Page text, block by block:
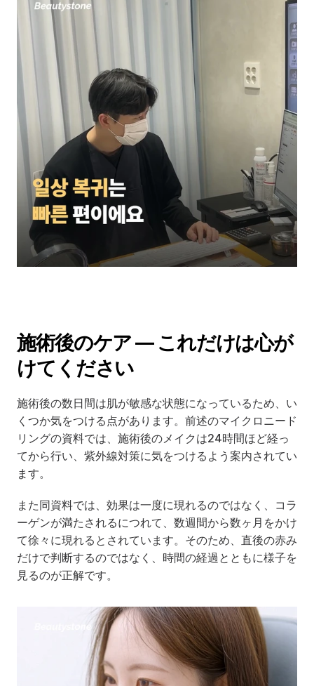
施術後のケア — これだけは心が
けてください
施術後の数日間は肌が敏感な状態になっているため、い
くつか気をつける点があります。前述のマイクロニード
リングの資料では、施術後のメイクは24時間ほど経っ
てから行い、紫外線対策に気をつけるよう案内されてい
ます。
また同資料では、効果は一度に現れるのではなく、コラ
ーゲンが満たされるにつれて、数週間から数ヶ月をかけ
て徐々に現れるとされています。そのため、直後の赤み
だけで判断するのではなく、時間の経過とともに様子を
見るのが正解です。